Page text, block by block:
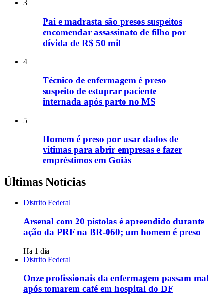
3
Pai e madrasta são presos suspeitos
encomendar assassinato de filho por
dívida de R$ 50 mil
4
Técnico de enfermagem é preso
suspeito de estuprar paciente
internada após parto no MS
5
Homem é preso por usar dados de
vítimas para abrir empresas e fazer
empréstimos em Goiás
Últimas Notícias
Distrito Federal
Arsenal com 20 pistolas é apreendido durante
ação da PRF na BR-060; um homem é preso
Há 1 dia
Distrito Federal
Onze profissionais da enfermagem passam mal
após tomarem café em hospital do DF